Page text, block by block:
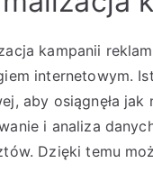
kampanii
internetowym.
aby osiągnęła
i analiza
Dzięki temu